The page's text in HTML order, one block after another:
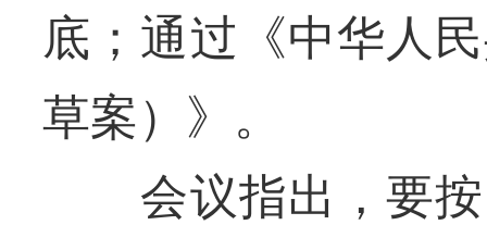
底；通过《中华人
草案）》。
会议指出，要按